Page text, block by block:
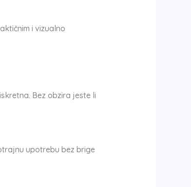
i vizualno
Bez obzira jeste li
upotrebu bez brige